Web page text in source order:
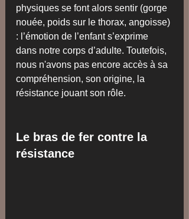
physiques se font alors sentir (gorge
nouée, poids sur le thorax, angoisse)
: l’émotion de l’enfant s’exprime
dans notre corps d’adulte. Toutefois,
nous n'avons pas encore accès à sa
compréhension, son origine, la
résistance jouant son rôle.
Le bras de fer contre la
résistance